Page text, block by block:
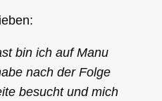
bin ich auf Manu
nach der Folge
besucht und mich